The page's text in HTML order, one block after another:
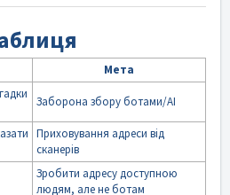
Мета
Заборона збору ботами/AI
Приховування адреси від
сканерів
Зробити адресу доступною
людям, але не ботам